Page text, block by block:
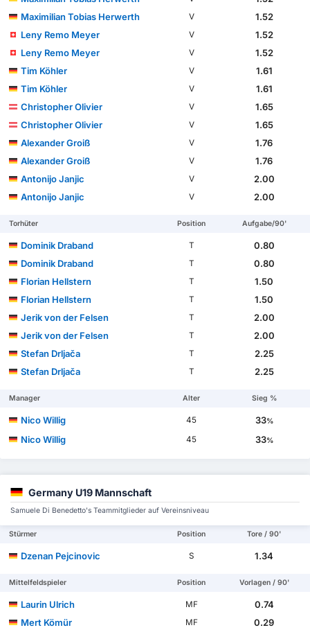
Maximilian Tobias Herwerth
V
1.52
Leny Remo Meyer
V
1.52
Leny Remo Meyer
V
1.52
Tim Köhler
V
1.61
Tim Köhler
V
1.61
Christopher Olivier
V
1.65
Christopher Olivier
V
1.65
Alexander Groiß
V
1.76
Alexander Groiß
V
1.76
Antonijo Janjic
V
2.00
Antonijo Janjic
V 2.00
Torhüter Position Aufgabe/90'
Dominik Draband T
0.80
Dominik Draband
T
0.80
Florian Hellstern
T
1.50
Florian Hellstern
T
1.50
Jerik von der Felsen
T
2.00
Jerik von der Felsen
T
2.00
Stefan Drljača
T
2.25
Stefan Drljača
T 2.25
Manager Alter Sieg %
Nico Willig 45 33%
Nico Willig 45 33%
Germany U19 Mannschaft
Samuele Di Benedetto's Teammitglieder auf Vereinsniveau
Stürmer Position Tore / 90'
Dzenan Pejcinovic S 1.34
Mittelfeldspieler Position Vorlagen / 90'
Laurin Ulrich MF
0.74
Mert Kömür
MF
0.29